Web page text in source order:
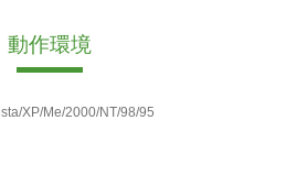
動作環境
XP/Me/2000/NT/98/95